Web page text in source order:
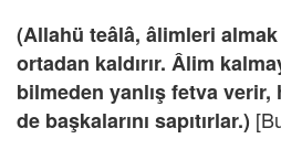
(Allahü teâlâ, âlimleri
ortadan kaldırır. Âlim
bilmeden yanlış fetva
de başkalarını sapıtırlar.)